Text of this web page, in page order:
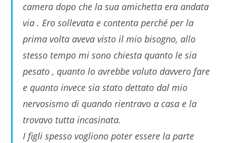
camera dopo che la sua amichetta era andata
via . Ero sollevata e contenta perché per la
prima volta aveva visto il mio bisogno, allo
stesso tempo mi sono chiesta quanto le sia
pesato , quanto lo avrebbe voluto davvero fare
e quanto invece sia stato dettato dal mio
nervosismo di quando rientravo a casa e la
trovavo tutta incasinata.
I figli spesso vogliono poter essere la parte